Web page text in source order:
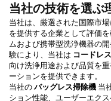
当社の技術を選ぶ
当社は、厳選された国際市
を提供する企業として評価
ムおよび携帯型洗浄機器の
験により、当社は コードレ
向け洗浄用途および品質を
ーションを提供できます。
当社のバッグレス掃除機 当
ション性能、ユーザーエク